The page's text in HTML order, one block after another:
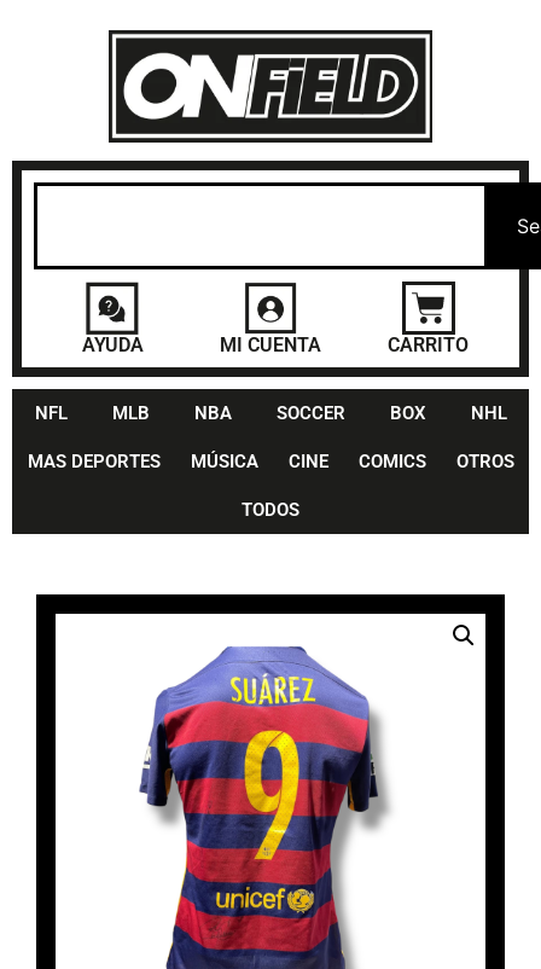
AYUDA MI CUENTA CARRITO
NFL MLB NBA SOCCER BOX NHL
MAS DEPORTES MÚSICA CINE COMICS OTROS
TODOS